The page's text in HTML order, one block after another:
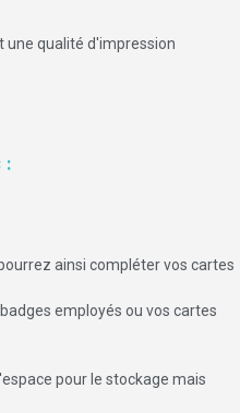
une qualité d'impression
:
ainsi compléter vos cartes
employés ou vos cartes
pour le stockage mais